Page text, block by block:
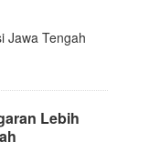
Jawa Tengah
Lebih